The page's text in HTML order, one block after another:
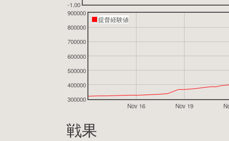
-1.00
Nov 16 Nov 19
300000
400000
500000
600000
700000
800000
900000
提督経験値
戦果